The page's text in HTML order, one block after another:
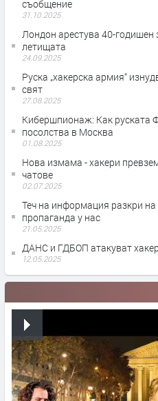
съобщение
31.10.2025
Лондон арестува 40-годишен
летищата
24.09.2025
Руска „хакерска армия“
свят
27.08.2025
Кибершпионаж: Как руската
посолства в Москва
01.08.2025
Нова измама - хакери
чатове
02.07.2025
Теч на информация разкри на
пропаганда у нас
21.05.2025
ДАНС и ГДБОП атакуват
12.05.2025